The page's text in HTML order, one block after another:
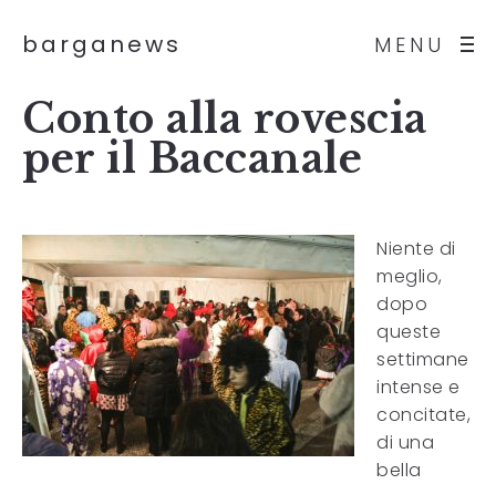
MENU
barganews
Conto alla rovescia
per il Baccanale
Niente di
meglio,
dopo
queste
settimane
intense e
concitate,
di una
bella